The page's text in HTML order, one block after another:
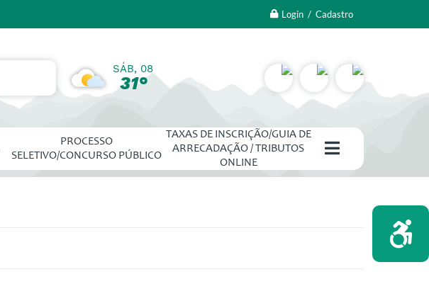
Login / Cadastro
SÁB, 08
31°
PROCESSO
SELETIVO/CONCURSO PÚBLICO
TAXAS DE INSCRIÇÃO/GUIA DE
ARRECADAÇÃO / TRIBUTOS
ONLINE